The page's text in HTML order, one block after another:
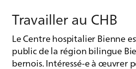
Tra­vailler au CHB
Le Centre hospitalier Bienne
public de la région bilingue
bernois. Intéressé-e à œuvrer